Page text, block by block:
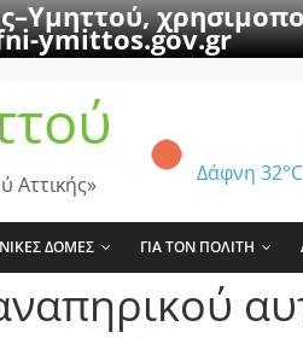
ymittos.gov.gr
Δάφνη 32°C
Αττικής»
ΔΟΜΕΣ ΓΙΑ ΤΟΝ ΠΟΛΙΤΗ